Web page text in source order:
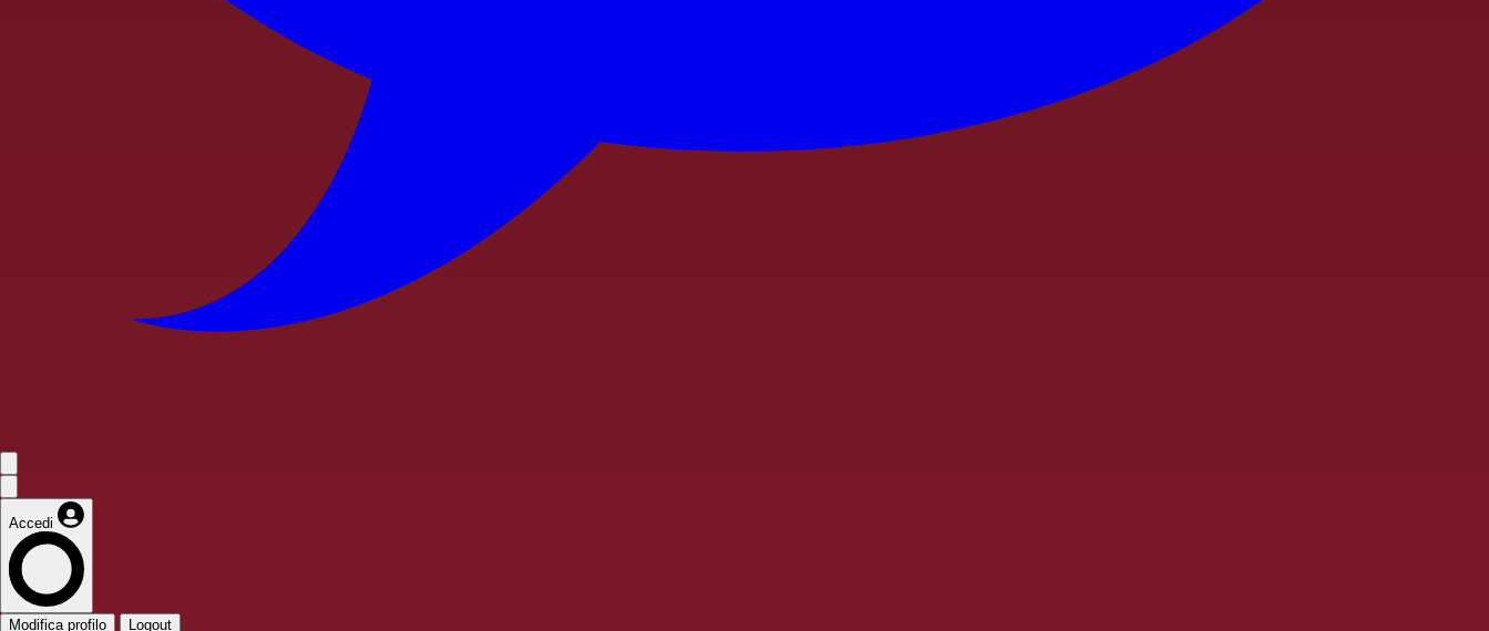
Accedi
Modifica profilo Logout